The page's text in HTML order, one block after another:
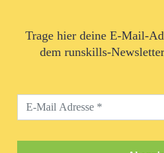
Trage hier deine E-Mail-
dem runskills-